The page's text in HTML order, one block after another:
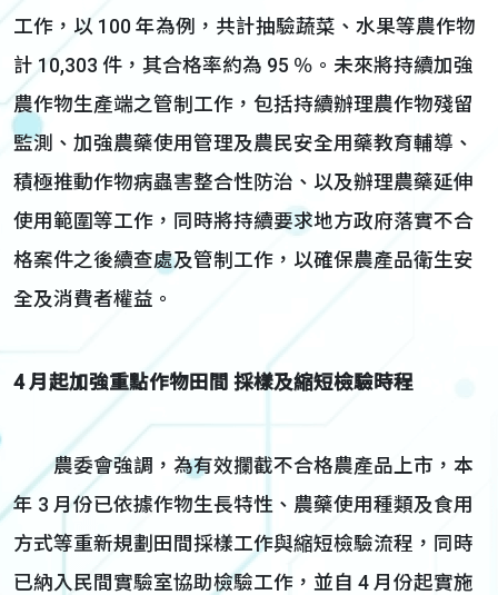
工作，以 100 年為例，共計抽驗蔬菜、水果等農作物
計 10,303 件，其合格率約為 95 ％。未來將持續加強
農作物生產端之管制工作，包括持續辦理農作物殘留
監測、加強農藥使用管理及農民安全用藥教育輔導、
積極推動作物病蟲害整合性防治、以及辦理農藥延伸
使用範圍等工作，同時將持續要求地方政府落實不合
格案件之後續查處及管制工作，以確保農產品衛生安
全及消費者權益。
4月起加強重點作物田間 採樣及縮短檢驗時程
農委會強調，為有效攔截不合格農產品上市，本
年 3 月份已依據作物生長特性、農藥使用種類及食用
方式等重新規劃田間採樣工作與縮短檢驗流程，同時
已納入民間實驗室協助檢驗工作，並自 4 月份起實施